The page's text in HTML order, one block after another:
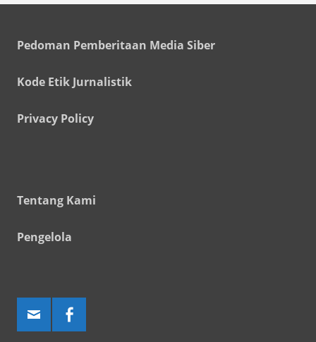
Pedoman Pemberitaan Media Siber
Kode Etik Jurnalistik
Privacy Policy
Tentang Kami
Pengelola